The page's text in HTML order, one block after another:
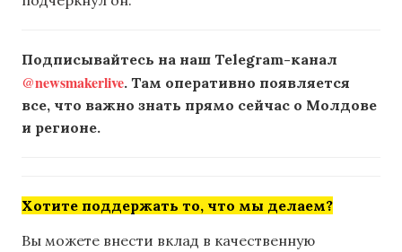
Подписывайтесь на наш Telegram-канал
@newsmakerlive. Там оперативно появляется
все, что важно знать прямо сейчас о Молдове
и регионе.
Хотите поддержать то, что мы делаем?
Вы можете внести вклад в качественную